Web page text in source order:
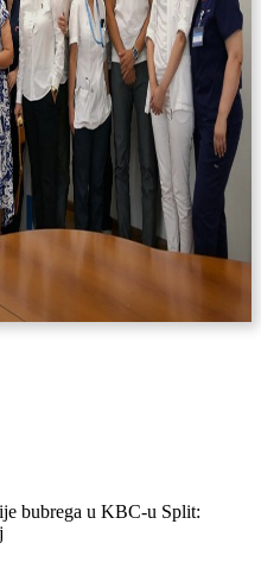
bubrega u KBC-u Split: